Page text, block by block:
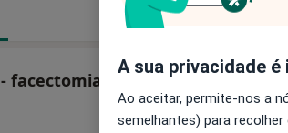
- facectomia sem implante de
A sua privacidade
Ao aceitar, permite-nos a
semelhantes) para